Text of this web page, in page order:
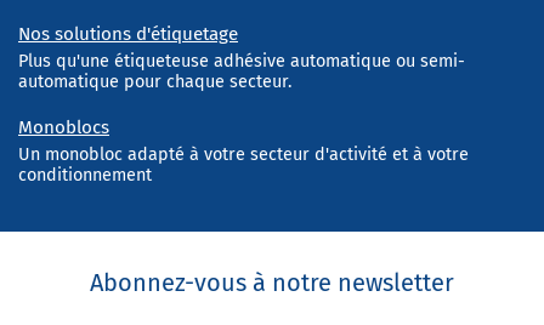
Nos solutions d'étiquetage
Plus qu'une étiqueteuse adhésive automatique ou semi-
automatique pour chaque secteur.
Monoblocs
Un monobloc adapté à votre secteur d'activité et à votre
conditionnement
Abonnez-vous à notre newsletter